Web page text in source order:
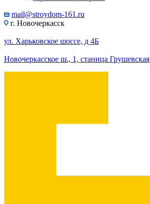
mail@stroydom-161.ru
г. Новочеркасск
ул. Харьковское шоссе, д 4Б
Новочеркасское ш., 1, станица Грушевская